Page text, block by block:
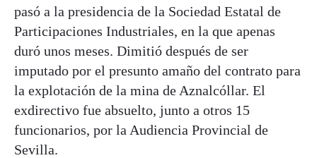
pasó a la presidencia de la Sociedad Estatal de
Participaciones Industriales, en la que apenas
duró unos meses. Dimitió después de ser
imputado por el presunto amaño del contrato para
la explotación de la mina de Aznalcóllar. El
exdirectivo fue absuelto, junto a otros 15
funcionarios, por la Audiencia Provincial de
Sevilla.